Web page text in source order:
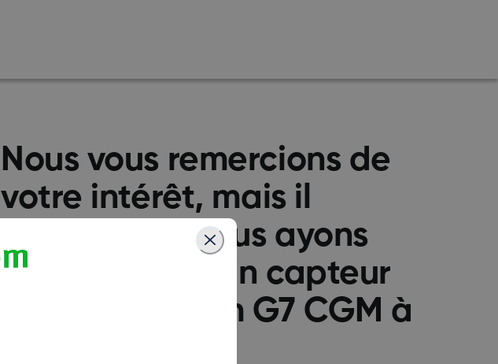
Nous vous remercions de
votre intérêt, mais il
semble que nous ayons
déjà expédié un capteur
de test Dexcom G7 CGM à